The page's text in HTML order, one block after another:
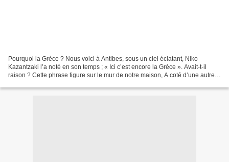
Pourquoi la Grèce ? Nous voici à Antibes, sous un ciel éclatant, Niko
Kazantzaki l’a noté en son temps ; « Ici c’est encore la Grèce ». Avait-t-il
raison ? Cette phrase figure sur le mur de notre maison, A coté d’une autre